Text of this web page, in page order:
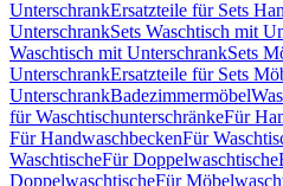
UnterschrankErsatzteile für Sets
UnterschrankSets Waschtisch mit
Waschtisch mit UnterschrankSets
UnterschrankErsatzteile für Sets
UnterschrankBadezimmermöbel
für WaschtischunterschränkeFür
Für HandwaschbeckenFür
WaschtischeFür Doppelwaschtische
DoppelwaschtischeFür